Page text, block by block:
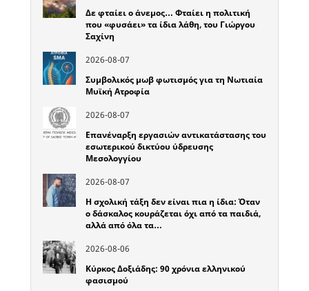
Δε φταίει ο άνεμος… Φταίει η πολιτική
που «φυσάει» τα ίδια λάθη, του Γιώργου
Σαχίνη
2026-08-07
Συμβολικός μωβ φωτισμός για τη Νωτιαία
Μυϊκή Ατροφία
2026-08-07
Επανέναρξη εργασιών αντικατάστασης του
εσωτερικού δικτύου ύδρευσης
Μεσολογγίου
2026-08-07
Η σχολική τάξη δεν είναι πια η ίδια: Όταν
ο δάσκαλος κουράζεται όχι από τα παιδιά,
αλλά από όλα τα…
2026-08-06
Κύρκος Δοξιάδης: 90 χρόνια ελληνικού
φασισμού